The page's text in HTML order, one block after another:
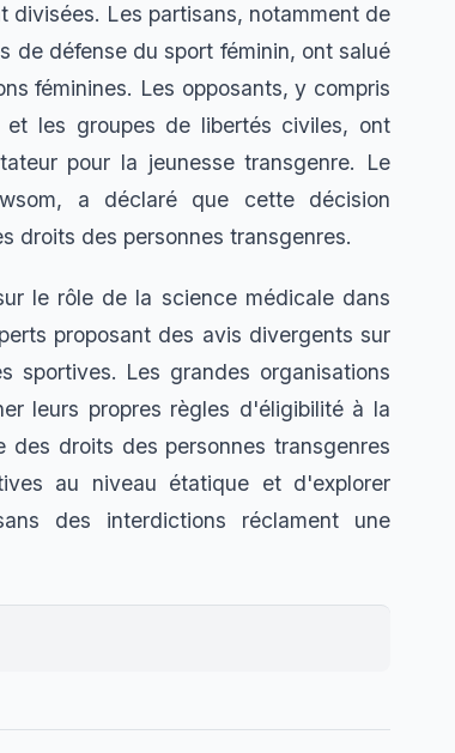
divisées. Les partisans, notamment de
de défense du sport féminin, ont salué
féminines. Les opposants, y compris
les groupes de libertés civiles, ont
pour la jeunesse transgenre. Le
a déclaré que cette décision
droits des personnes transgenres.
le rôle de la science médicale dans
proposant des avis divergents sur
sportives. Les grandes organisations
leurs propres règles d'éligibilité à la
droits des personnes transgenres
au niveau étatique et d'explorer
des interdictions réclament une